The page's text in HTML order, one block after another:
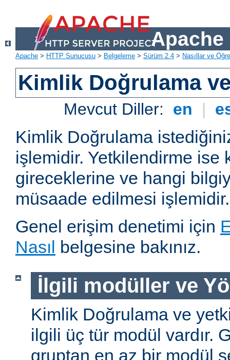
Apache
Apache > HTTP Sunucusu > Belgeleme > Sürüm 2.4 > Nasıllar ve
Kimlik Doğrulama
Mevcut Diller: en |
Kimlik Doğrulama
işlemidir. Yetkilendirme ise
gireceklerine ve hangi
müsaade edilmesi işlemidir.
Genel erişim denetimi için
Nasıl belgesine bakınız.
İlgili modüller ve
Kimlik Doğrulama ve
ilgili üç tür modül vardır.
gruptan en az bir modül